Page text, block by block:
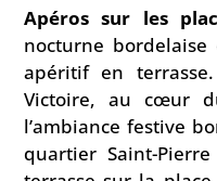
Apéros sur les
nocturne
apéritif en
Victoire, au cœur
l’ambiance festive
quartier Saint-